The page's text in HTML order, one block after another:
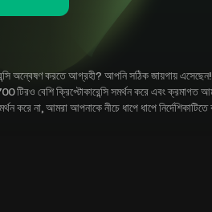
অন্বেষণ করতে আগ্রহী? আপনি সঠিক জায়গায় এসেছেন!
বেশি ক্রিপ্টোকারেন্সি সমর্থন করে এবং ক্রমাগত
না, আমরা আপনাকে নীচে ধাপে ধাপে নির্দেশিকাটিতে